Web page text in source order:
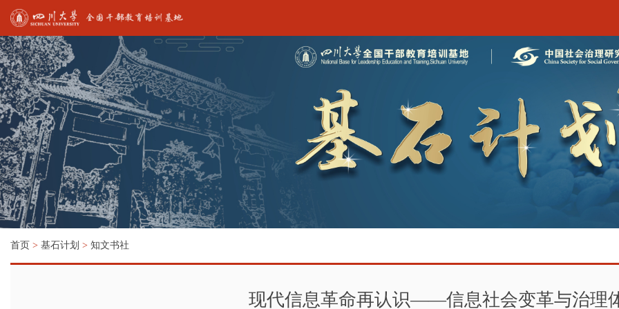
首页 > 基石计划 > 知文书社
现代信息革命再认识——信息社会变革与治理